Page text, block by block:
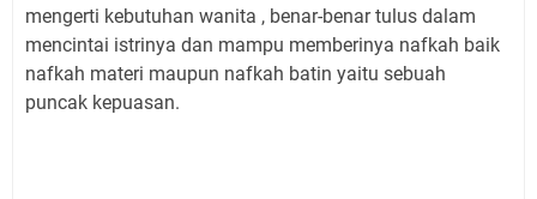
mengerti kebutuhan wanita , benar-benar tulus dalam
mencintai istrinya dan mampu memberinya nafkah baik
nafkah materi maupun nafkah batin yaitu sebuah
puncak kepuasan.